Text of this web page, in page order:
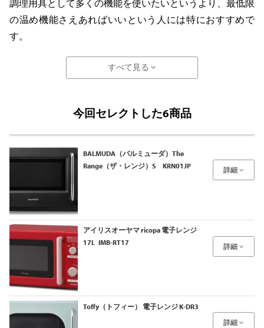
調理用具として多くの機能を使いたいというより、最低限
の温め機能さえあればいいという人には特におすすめで
す。
すべて見る
今回セレクトした6商品
BALMUDA（バルミューダ）The
Range（ザ・レンジ）S KRN01JP
詳細
アイリスオーヤマ ricopa 電子レンジ
17L IMB-RT17
詳細
Toffy（トフィー） 電子レンジ K-DR3
詳細